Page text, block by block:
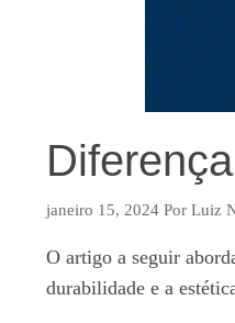
janeiro 15, 2024 Por Luiz
O artigo a seguir
durabilidade e a